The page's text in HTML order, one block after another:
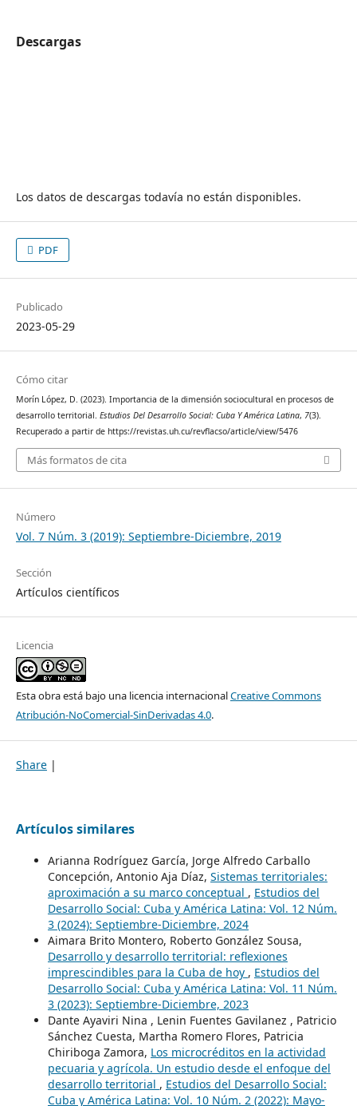
Descargas
Los datos de descargas todavía no están disponibles.
PDF
Publicado
2023-05-29
Cómo citar
Morín López, D. (2023). Importancia de la dimensión sociocultural en procesos de
desarrollo territorial. Estudios Del Desarrollo Social: Cuba Y América Latina, 7(3).
Recuperado a partir de https://revistas.uh.cu/revflacso/article/view/5476
Más formatos de cita
Número
Vol. 7 Núm. 3 (2019): Septiembre-Diciembre, 2019
Sección
Artículos científicos
Licencia
Esta obra está bajo una licencia internacionalCreative Commons
Atribución-NoComercial-SinDerivadas 4.0.
Share |
Artículos similares
Arianna Rodríguez García, Jorge Alfredo Carballo
Concepción, Antonio Aja Díaz, Sistemas territoriales:
aproximación a su marco conceptual , Estudios del
Desarrollo Social: Cuba y América Latina: Vol. 12 Núm.
3 (2024): Septiembre-Diciembre, 2024
Aimara Brito Montero, Roberto González Sousa,
Desarrollo y desarrollo territorial: reflexiones
imprescindibles para la Cuba de hoy , Estudios del
Desarrollo Social: Cuba y América Latina: Vol. 11 Núm.
3 (2023): Septiembre-Diciembre, 2023
Dante Ayaviri Nina , Lenin Fuentes Gavilanez , Patricio
Sánchez Cuesta, Martha Romero Flores, Patricia
Chiriboga Zamora, Los microcréditos en la actividad
pecuaria y agrícola. Un estudio desde el enfoque del
desarrollo territorial , Estudios del Desarrollo Social:
Cuba y América Latina: Vol. 10 Núm. 2 (2022): Mayo-